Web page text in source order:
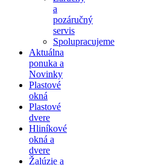
a
pozáručný
servis
Spolupracujeme
Aktuálna
ponuka a
Novinky
Plastové
okná
Plastové
dvere
Hliníkové
okná a
dvere
Žalúzie a